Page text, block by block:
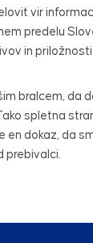
vir
predelu
in priložnosti.
bralcem, da
spletna
en dokaz,
prebivalci.